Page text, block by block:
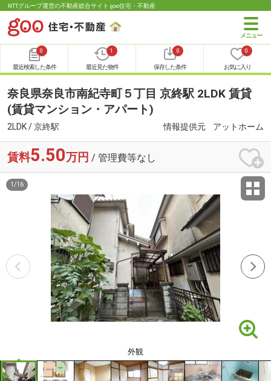
NTTグループ運営の不動産総合サイト goo住宅・不動産
0
最近検索した条件
1
最近見た物件
0
保存した条件
0
お気に入り
奈良県奈良市南紀寺町５丁目 京終駅 2LDK 賃貸
(賃貸マンション・アパート)
2LDK / 京終駅 情報提供元 アットホーム
賃料5.50万円 / 管理費等なし
外観
1 /16